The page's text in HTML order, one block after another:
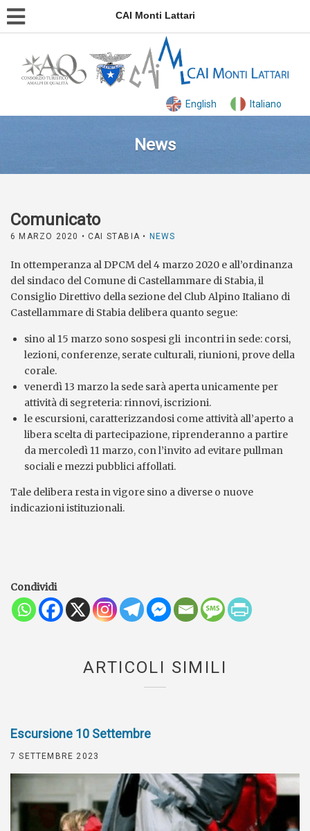
CAI Monti Lattari
English Italiano
News
Comunicato
6 MARZO 2020 • CAI STABIA • NEWS
In ottemperanza al DPCM del 4 marzo 2020 e all’ordinanza
del sindaco del Comune di Castellammare di Stabia, il
Consiglio Direttivo della sezione del Club Alpino Italiano di
Castellammare di Stabia delibera quanto segue:
sino al 15 marzo sono sospesi gli incontri in sede: corsi,
lezioni, conferenze, serate culturali, riunioni, prove della
corale.
venerdì 13 marzo la sede sarà aperta unicamente per
attività di segreteria: rinnovi, iscrizioni.
le escursioni, caratterizzandosi come attività all’aperto a
libera scelta di partecipazione, riprenderanno a partire
da mercoledì 11 marzo, con l’invito ad evitare pullman
sociali e mezzi pubblici affollati.
Tale delibera resta in vigore sino a diverse o nuove
indicazioni istituzionali.
Condividi
ARTICOLI SIMILI
Escursione 10 Settembre
7 SETTEMBRE 2023